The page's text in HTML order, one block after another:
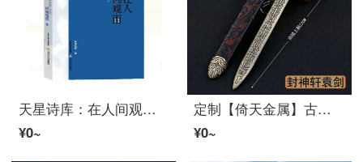
天星诗库：在人间观雨——轩辕轼轲诗选 霍俊明、车前子、于坚《星星》诗刊主编等文学 图书
¥0~
定制【倚天金属】古代名锦衣卫宾器 轩辕倚天金属モデル合金摆件 轩辕22CM 含展架
¥0~